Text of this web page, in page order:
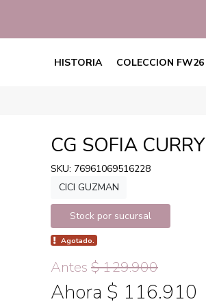
HISTORIA COLECCION FW26
CG SOFIA CURRY
SKU: 76961069516228
CICI GUZMAN
Stock por sucursal
Agotado.
Antes $ 129.900
Ahora $ 116.910